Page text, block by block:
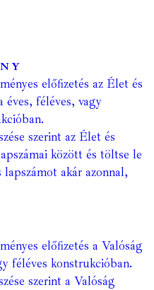
előfizetés az Élet és
féléves, vagy
szerint az Élet és
között és töltse le
akár azonnal,
előfizetés a Valóság
féléves konstrukcióban.
szerint a Valóság